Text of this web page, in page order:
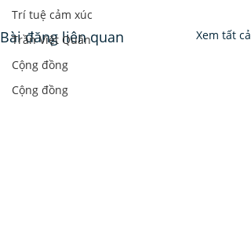
Trí tuệ cảm xúc
Trần Việt Quân
Cộng đồng
Cộng đồng
Bài đăng liên quan Xem tất cả